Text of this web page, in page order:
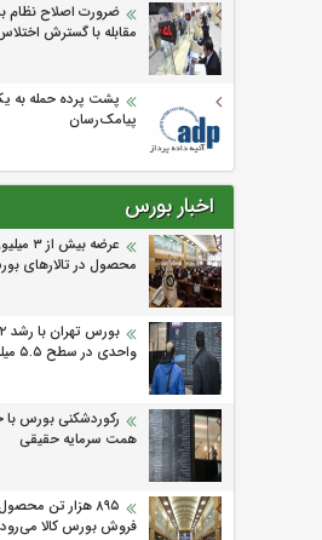
ضرورت اصلاح نظام
مقابله با گسترش
پشت پرده حمله به
پیامک‌رسان
اخبار بورس
عرضه بیش
محصول در تالارهای
واحدی در سطح ۵.۵ میلیون واحد
همت سرمایه حقیقی
۸۹۵ هزار تن
فروش بورس کالا می‌‌رود